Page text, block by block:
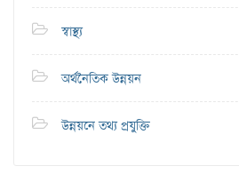
স্বাস্থ্য
অর্থনৈতিক উন্নয়ন
উন্নয়নে তথ্য প্রযুক্তি